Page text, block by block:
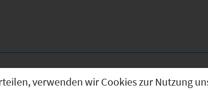
verwenden wir Cookies zur Nutzung